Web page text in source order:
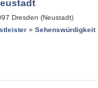
Dresden (Neustadt)
» Sehenswürdigkeit